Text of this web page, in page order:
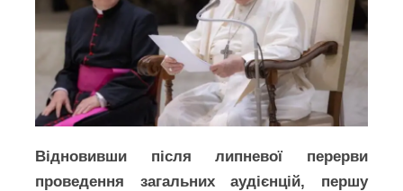
Відновивши після липневої перерви
проведення загальних аудієнцій, першу